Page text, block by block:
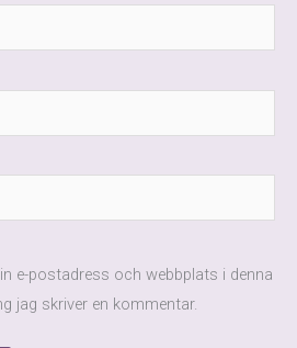
e-postadress och webbplats i denna
jag skriver en kommentar.